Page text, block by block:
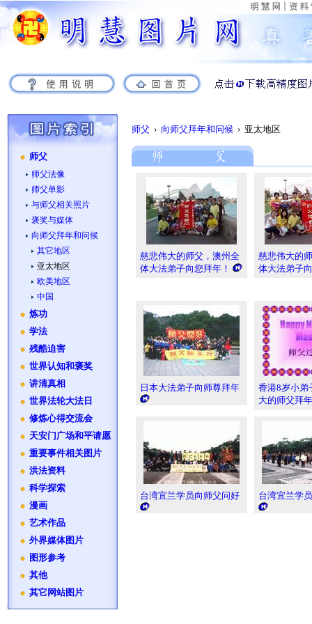
师父
师父法像
师父单影
与师父相关照片
褒奖与媒体
向师父拜年和问候
其它地区
亚太地区
欧美地区
中国
炼功
学法
残酷迫害
世界认知和褒奖
讲清真相
世界法轮大法日
修炼心得交流会
天安门广场和平请愿
重要事件相关图片
洪法资料
科学探索
漫画
艺术作品
外界媒体图片
图形参考
其他
其它网站图片
师父 › 向师父拜年和问候 › 亚太地区
慈悲伟大的师父，澳州全
体大法弟子向您拜年！
慈悲伟大的
体大法弟子
日本大法弟子向师尊拜年
香港8岁小弟
大的师父拜年
台湾宜兰学员向师父问好 台湾宜兰学